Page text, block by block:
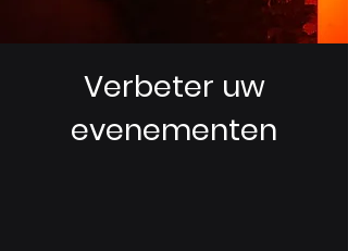
Verbeter uw
evenementen